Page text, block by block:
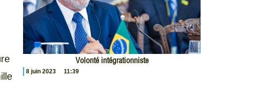
Volonté intégrationniste
8 juin 2023 11:39